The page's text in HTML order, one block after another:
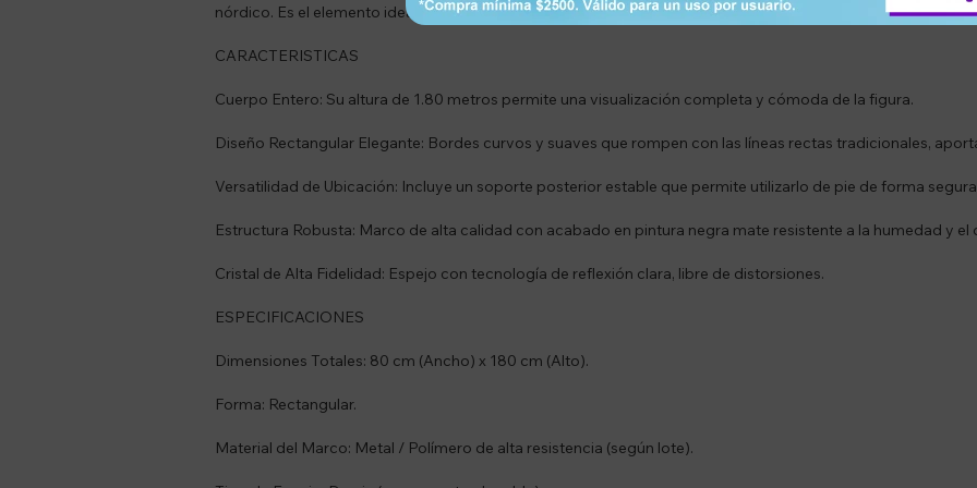
nórdico. Es el elemento ideal para generar una sensación de mayor amplitud y luminosidad en cualquier
CARACTERISTICAS
Cuerpo Entero: Su altura de 1.80 metros permite una visualización completa y cómoda de la figura.
Diseño Rectangular Elegante: Bordes curvos y suaves que rompen con las líneas rectas tradicionales,
Versatilidad de Ubicación: Incluye un soporte posterior estable que permite utilizarlo de pie de forma
Estructura Robusta: Marco de alta calidad con acabado en pintura negra mate resistente a la humedad y el
Cristal de Alta Fidelidad: Espejo con tecnología de reflexión clara, libre de distorsiones.
ESPECIFICACIONES
Dimensiones Totales: 80 cm (Ancho) x 180 cm (Alto).
Forma: Rectangular.
Material del Marco: Metal / Polímero de alta resistencia (según lote).